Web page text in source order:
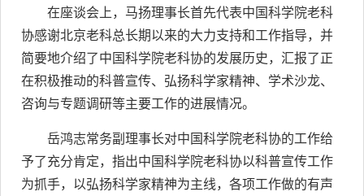
在座谈会上，马扬理事长首先代表中国科学院老科
协感谢北京老科总长期以来的大力支持和工作指导，并
简要地介绍了中国科学院老科协的发展历史，汇报了正
在积极推动的科普宣传、弘扬科学家精神、学术沙龙、
咨询与专题调研等主要工作的进展情况。
岳鸿志常务副理事长对中国科学院老科协的工作给
予了充分肯定，指出中国科学院老科协以科普宣传工作
为抓手，以弘扬科学家精神为主线，各项工作做的有声